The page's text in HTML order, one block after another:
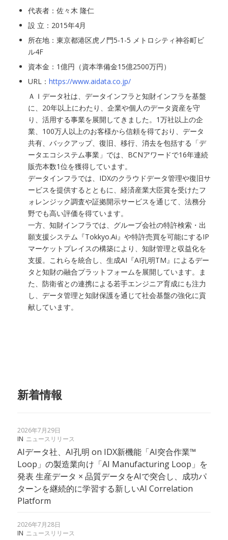
代表者：佐々木 隆仁
設 立：2015年4月
所在地：東京都港区虎ノ門5-1-5 メトロシティ神谷町ビ
ル4F
資本金：1億円（資本準備金15億2500万円）
URL： https://www.aidata.co.jp/
ＡＩデータ社は、データインフラと知財インフラを基盤
に、20年以上にわたり、企業や個人のデータ資産を守
り、活用する事業を展開してきました。1万社以上の企
業、100万人以上のお客様から信頼を得ており、データ
共有、バックアップ、復旧、移行、消去を包括する「デ
ータエコシステム事業」では、BCNアワードで16年連続
販売本数1位を獲得しています。
データインフラでは、IDXのクラウドデータ管理や復旧サ
ービスを提供するとともに、経済産業大臣賞を受けたフ
ォレンジック調査や証拠開示サービスを通じて、法務分
野でも高い評価を得ています。
一方、知財インフラでは、グループ会社の特許検索・出
願支援システム『Tokkyo.Ai』や特許売買を可能にするIP
マーケットプレイスの構築により、知財管理と収益化を
支援。これらを統合し、生成AI『AI孔明TM』によるデー
タと知財の融合プラットフォームを展開しています。ま
た、防衛省との連携による若手エンジニア育成にも注力
し、データ管理と知財保護を通じて社会基盤の強化に貢
献しています。
新着情報
2026年7月29日
IN ニュースリリース
AIデータ社、AI孔明 on IDX新機能「AI突合作業™
Loop」の製造業向け「AI Manufacturing Loop」を
発表 生産データ × 品質データをAIで突合し、成功パ
ターンを継続的に学習する新しいAI Correlation
Platform
2026年7月28日
IN ニュースリリース